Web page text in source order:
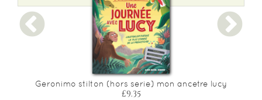
Geronimo stilton (hors serie) mon ancetre lucy
£9.35